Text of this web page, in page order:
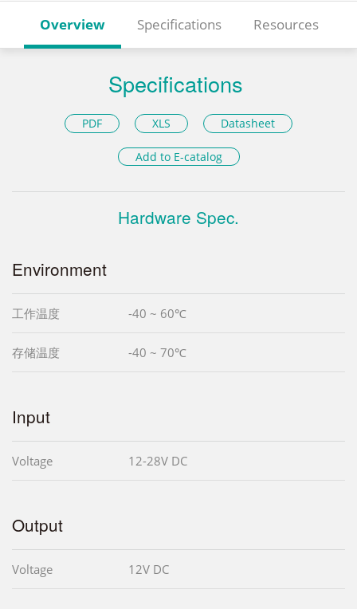
Overview Specifications Resources
Specifications
PDF XLS Datasheet
Add to E-catalog
Hardware Spec.
Environment
工作温度 -40 ~ 60℃
存储温度 -40 ~ 70℃
Input
Voltage 12-28V DC
Output
Voltage 12V DC